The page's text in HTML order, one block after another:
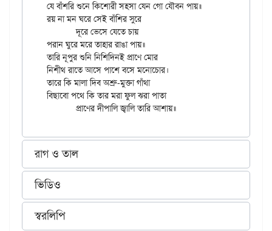
যে বাঁশরি শুনে কিশোরী সহসা যেন গো যৌবন পায়॥
রয় না মন ঘরে সেই বাঁশির সুরে
	দূরে ভেসে যেতে চায়
পরান ঘুরে মরে তাহার রাঙা পায়॥
তারি নূপুর শুনি নিশিদিনই প্রাণে মোর
নিশীথ রাতে আসে পাশে বসে মনোচোর।
তারে কি মালা দিব অশ্রু-মুক্তা গাঁথা
বিছাবো পথে কি তার মরা ফুল ঝরা পাতা
রাগ ও তাল
ভিডিও
স্বরলিপি